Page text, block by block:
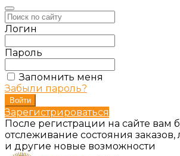
Логин
Пароль
Запомнить меня
Забыли пароль?
Зарегистрироваться
После регистрации на сайте вам
отслеживание состояния
и другие новые возможности